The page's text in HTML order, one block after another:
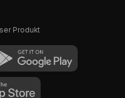
Produkt